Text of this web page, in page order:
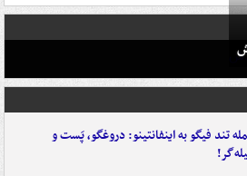
تند فیگو به اینفانتینو: دروغگو، پَست‌ و